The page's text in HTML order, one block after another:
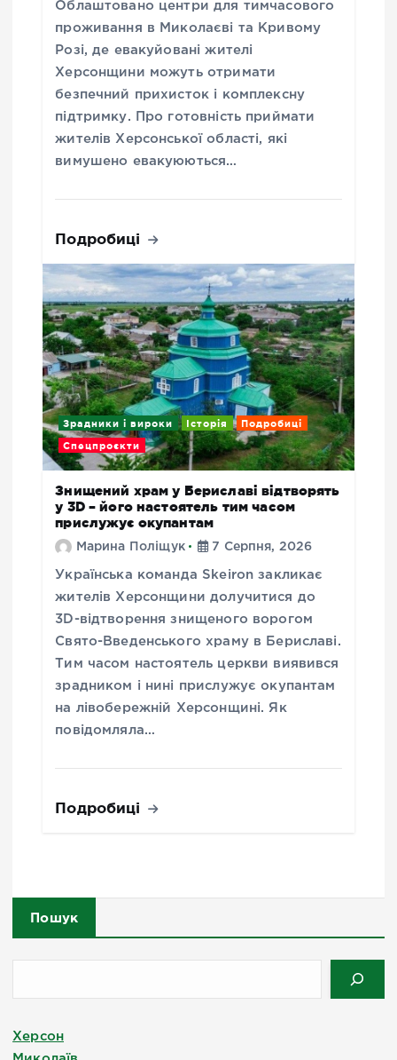
Облаштовано центри для тимчасового
проживання в Миколаєві та Кривому
Розі, де евакуйовані жителі
Херсонщини можуть отримати
безпечний прихисток і комплексну
підтримку. Про готовність приймати
жителів Херсонської області, які
вимушено евакуюються…
Подробиці
Зрадники і вироки Історія Подробиці
Спецпроєкти
Знищений храм у Бериславі відтворять
у 3D – його настоятель тим часом
прислужує окупантам
Марина Поліщук 7 Серпня, 2026
Українська команда Skeiron закликає
жителів Херсонщини долучитися до
3D-відтворення знищеного ворогом
Свято-Введенського храму в Бериславі.
Тим часом настоятель церкви виявився
зрадником і нині прислужує окупантам
на лівобережній Херсонщині. Як
повідомляла…
Подробиці
Пошук
Херсон